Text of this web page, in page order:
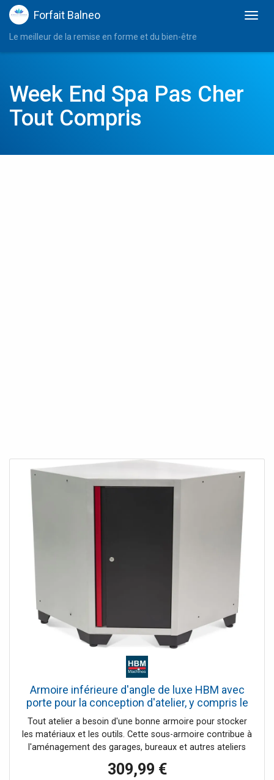
Forfait Balneo
Le meilleur de la remise en forme et du bien-être
Week End Spa Pas Cher
Tout Compris
Armoire inférieure d'angle de luxe HBM avec
porte pour la conception d'atelier, y compris le
plan de travail en bois massif
Tout atelier a besoin d'une bonne armoire pour stocker
les matériaux et les outils. Cette sous-armoire contribue à
l'aménagement des garages, bureaux et autres ateliers
pouvez facilement placer l'armoire dans un coin de la
309,99 €